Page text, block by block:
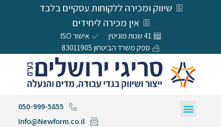
שיווק ומכירה ללקוחות עסקיים בלבד
אין מכירה ליחידים
41 שנות מוניטין
אישור ISO
ספק משרד הביטחון 83011905
050-999-5855
Info@Newform.co.il